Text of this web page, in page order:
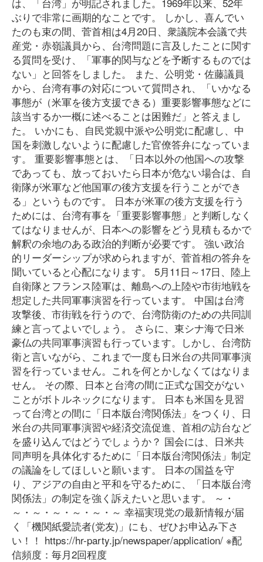
ぶりで非常に画期的なことです。 しかし、喜んでい
たのも束の間、菅首相は4月20日、衆議院本会議で共
産党・赤嶺議員から、台湾問題に言及したことに関す
る質問を受け、「軍事的関与などを予断するものでは
ない」と回答をしました。 また、公明党・佐藤議員
から、台湾有事の対応について質問され、「いかなる
事態が（米軍を後方支援できる）重要影響事態などに
該当するか一概に述べることは困難だ」と答えまし
た。 いかにも、自民党親中派や公明党に配慮し、中
国を刺激しないように配慮した官僚答弁になっていま
す。 重要影響事態とは、「日本以外の他国への攻撃
であっても、放っておいたら日本が危ない場合は、自
衛隊が米軍など他国軍の後方支援を行うことができ
る」というものです。 日本が米軍の後方支援を行う
ためには、台湾有事を「重要影響事態」と判断しなく
てはなりませんが、日本への影響をどう見積もるかで
解釈の余地のある政治的判断が必要です。 強い政治
的リーダーシップが求められますが、菅首相の答弁を
聞いていると心配になります。 5月11日～17日、陸上
自衛隊とフランス陸軍は、離島への上陸や市街地戦を
想定した共同軍事演習を行っています。 中国は台湾
攻撃後、市街戦を行うので、台湾防衛のための共同訓
練と言ってよいでしょう。 さらに、東シナ海で日米
豪仏の共同軍事演習も行っています。しかし、台湾防
衛と言いながら、これまで一度も日米台の共同軍事演
習を行っていません。これを何とかしなくてはなりま
せん。 その際、日本と台湾の間に正式な国交がない
ことがボトルネックになります。 日本も米国を見習
って台湾との間に「日本版台湾関係法」をつくり、日
米台の共同軍事演習や経済交流促進、首相の訪台など
を盛り込んではどうでしょうか？ 国会には、日米共
同声明を具体化するために「日本版台湾関係法」制定
の議論をしてほしいと願います。 日本の国益を守
り、アジアの自由と平和を守るために、「日本版台湾
関係法」の制定を強く訴えたいと思います。 ～・
～・～・～・～・～・～ 幸福実現党の最新情報が届
く「機関紙愛読者(党友)」にも、ぜひお申込み下さ
い！！ https://hr-party.jp/newspaper/application/ ※配
信頻度：毎月2回程度